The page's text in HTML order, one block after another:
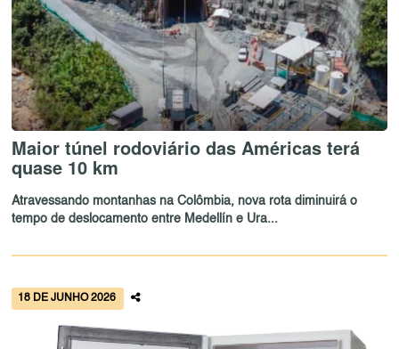
Maior túnel rodoviário das Américas terá
quase 10 km
Atravessando montanhas na Colômbia, nova rota diminuirá o
tempo de deslocamento entre Medellín e Ura...
18 DE JUNHO 2026